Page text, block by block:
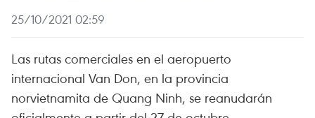
25/10/2021 02:59
Las rutas comerciales en el aeropuerto
internacional Van Don, en la provincia
norvietnamita de Quang Ninh, se reanudarán